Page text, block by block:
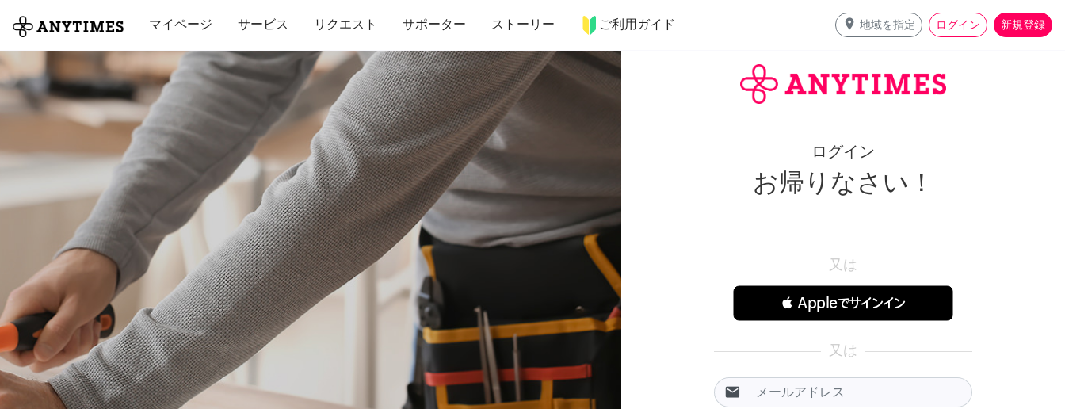
マイページ サービス リクエスト サポーター ストーリー ご利用ガイド place 地域を指定 ログイン 新規登録
全て 修理・組立 家事 引っ越し インテリア 趣味・習い事 ペット 料理
ログイン
お帰りなさい！
又は
 Appleでサインイン
又は
email